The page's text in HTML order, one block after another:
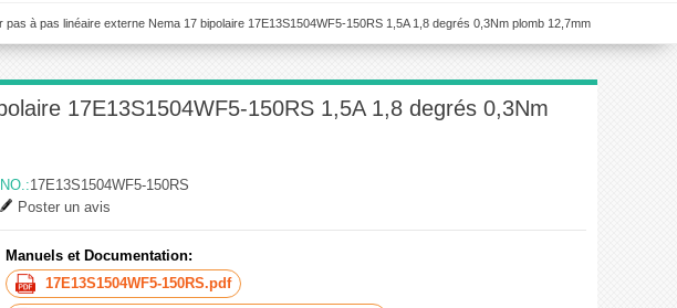
pas à pas linéaire externe Nema 17 bipolaire 17E13S1504WF5-150RS 1,5A 1,8 degrés 0,3Nm plomb 12,7mm
17E13S1504WF5-150RS 1,5A 1,8 degrés 0,3Nm
NO.:17E13S1504WF5-150RS
Poster un avis
Manuels et Documentation:
17E13S1504WF5-150RS.pdf